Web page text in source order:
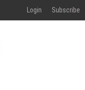
Login Subscribe